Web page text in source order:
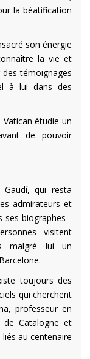
la béatification
son énergie
la vie et
des témoignages
à lui dans des
étudie un
de pouvoir
qui resta
admirateurs et
ses biographes -
visitent
malgré lui un
toujours des
qui cherchent
professeur en
de Catalogne et
au centenaire